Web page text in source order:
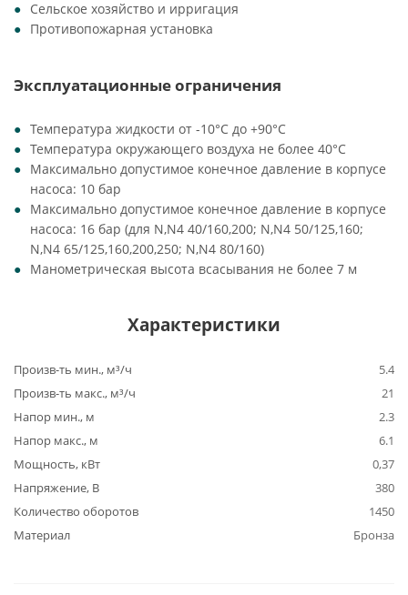
Сельское хозяйство и ирригация
Противопожарная установка
Эксплуатационные ограничения
Температура жидкости от -10°C до +90°C
Температура окружающего воздуха не более 40°C
Максимально допустимое конечное давление в корпусе
насоса: 10 бар
Максимально допустимое конечное давление в корпусе
насоса: 16 бар (для N,N4 40/160,200; N,N4 50/125,160;
N,N4 65/125,160,200,250; N,N4 80/160)
Манометрическая высота всасывания не более 7 м
Характеристики
Произв-ть мин., м³/ч
5.4
Произв-ть макс., м³/ч
21
Напор мин., м
2.3
Напор макс., м
6.1
Мощность, кВт
0,37
Напряжение, В
380
Количество оборотов
1450
Материал
Бронза